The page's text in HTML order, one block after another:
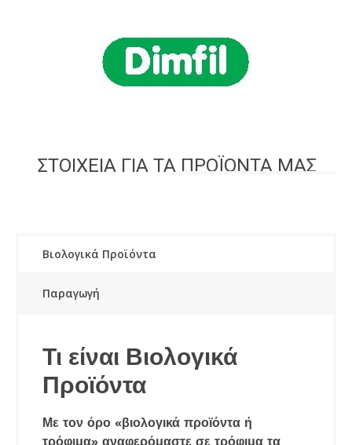
ΣΤΟΙΧΕΙΑ ΓΙΑ ΤΑ ΠΡΟΪΟΝΤΑ ΜΑΣ
Βιολογικά Προϊόντα
Παραγωγή
Τι είναι Βιολογικά
Προϊόντα
Με τον όρο «βιολογικά προϊόντα ή
τρόφιμα» αναφερόμαστε σε τρόφιμα τα